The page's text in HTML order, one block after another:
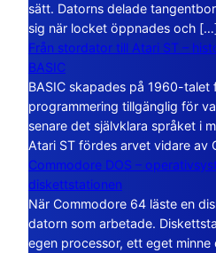
sätt. Datorns delade
sig när locket öppnades och
Från stordator till Atari ST –
BASIC
BASIC skapades på 1960-talet
programmering tillgänglig för
senare det självklara språket i
Atari ST fördes arvet vidare av
Commodore DOS –
diskettstationen
När Commodore 64 läste en
datorn som arbetade.
egen processor, ett eget